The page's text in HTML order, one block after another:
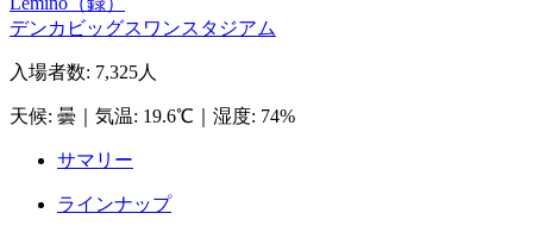
デンカビッグスワンスタジアム
入場者数: 7,325人
天候: 曇 気温: 19.6℃ 湿度: 74%
サマリー
ラインナップ